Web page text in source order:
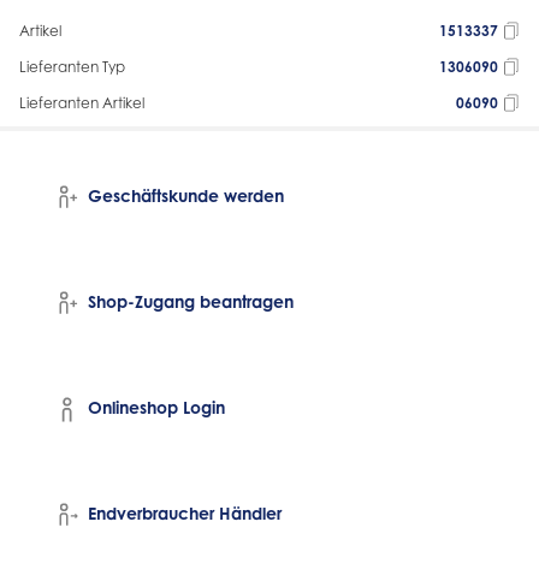
Artikel
1513337
Lieferanten Typ
1306090
Lieferanten Artikel
06090
Geschäftskunde werden
Shop-Zugang beantragen
Onlineshop Login
Endverbraucher Händler